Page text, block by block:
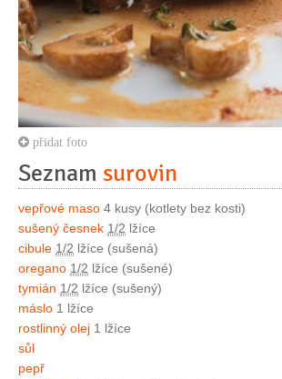
přidat foto
Seznam surovin
vepřové maso 4 kusy (kotlety bez kosti)
sušený česnek 1/2 lžíce
cibule 1/2 lžíce (sušená)
oregano 1/2 lžíce (sušené)
tymián 1/2 lžíce (sušený)
máslo 1 lžíce
rostlinný olej 1 lžíce
sůl
pepř